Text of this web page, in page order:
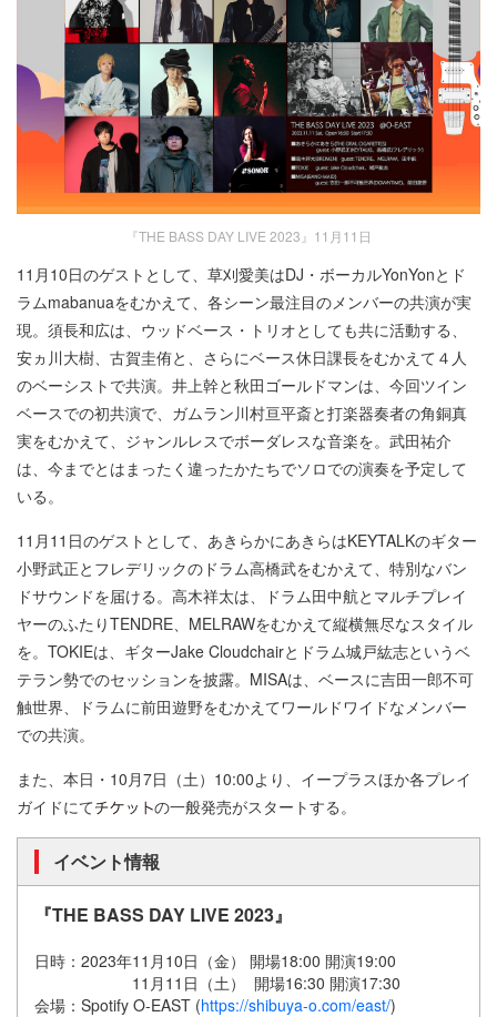
『THE BASS DAY LIVE 2023』11月11日
11月10日のゲストとして、草刈愛美はDJ・ボーカルYonYonとド
ラムmabanuaをむかえて、各シーン最注目のメンバーの共演が実
現。須長和広は、ウッドベース・トリオとしても共に活動する、
安ヵ川大樹、古賀圭侑と、さらにベース休日課長をむかえて４人
のベーシストで共演。井上幹と秋田ゴールドマンは、今回ツイン
ベースでの初共演で、ガムラン川村亘平斎と打楽器奏者の角銅真
実をむかえて、ジャンルレスでボーダレスな音楽を。武田祐介
は、今までとはまったく違ったかたちでソロでの演奏を予定して
いる。
11月11日のゲストとして、あきらかにあきらはKEYTALKのギター
小野武正とフレデリックのドラム高橋武をむかえて、特別なバン
ドサウンドを届ける。高木祥太は、ドラム田中航とマルチプレイ
ヤーのふたりTENDRE、MELRAWをむかえて縦横無尽なスタイル
を。TOKIEは、ギターJake Cloudchairとドラム城戸紘志というベ
テラン勢でのセッションを披露。MISAは、ベースに吉田一郎不可
触世界、ドラムに前田遊野をむかえてワールドワイドなメンバー
での共演。
また、本日・10月7日（土）10:00より、イープラスほか各プレイ
ガイドにて
の一般発売がスタートする。
イベント情報
『THE BASS DAY LIVE 2023』
日時：2023年11月10日（金） 開場18:00 開演19:00
11月11日（土） 開場16:30 開演17:30
会場：Spotify O-EAST (https://shibuya-o.com/east/)